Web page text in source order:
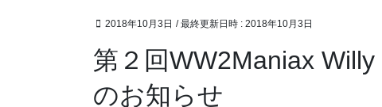
2018年10月3日 / 最終更新日時 : 2018年10月3日
第２回WW2Maniax
のお知らせ